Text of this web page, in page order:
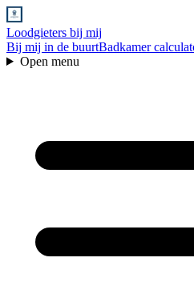
Loodgieters bij mij
Bij mij in de buurtBadkamer
Open menu